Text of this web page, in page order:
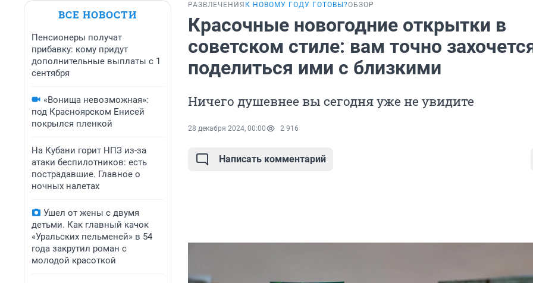
ВСЕ НОВОСТИ
Пенсионеры получат
прибавку: кому придут
дополнительные выплаты с 1
сентября
«Вонища невозможная»:
под Красноярском Енисей
покрылся пленкой
На Кубани горит НПЗ из-за
атаки беспилотников: есть
пострадавшие. Главное о
ночных налетах
Ушел от жены с двумя
детьми. Как главный качок
«Уральских пельменей» в 54
года закрутил роман с
молодой красоткой
РАЗВЛЕЧЕНИЯ К НОВОМУ ГОДУ ГОТОВЫ?ОБЗОР
Красочные новогодние открытки в
советском стиле: вам точно
поделиться ими с близкими
Ничего душевнее вы сегодня уже не увидите
28 декабря 2024, 00:00 2 916
Написать комментарий